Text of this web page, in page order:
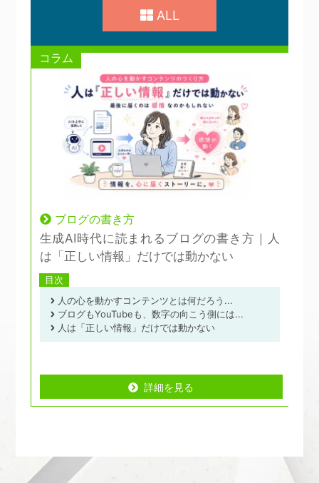
ALL
コラム
ブログの書き方
生成AI時代に読まれるブログの書き方｜人
は「正しい情報」だけでは動かない
目次
人の心を動かすコンテンツとは何だろう...
ブログもYouTubeも、数字の向こう側には...
人は「正しい情報」だけでは動かない
詳細を見る